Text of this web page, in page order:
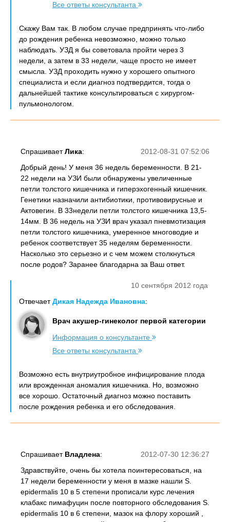
Все ответы консультанта
Скажу Вам так. В любом случае предпринять что-либо
до рождения ребенка невозможно, можно только
наблюдать. УЗД я бы советовала пройти через 3
недели, а затем в 33 недели, чаще просто не имеет
смысла. УЗД проходить нужно у хорошего опытного
специалиста и если диагноз подтвердится, тогда о
дальнейшей тактике консультироваться с хирургом-
пульмонологом.
2012-08-31 07:52:06
СпрашиваетЛика:
Добрый день! У меня 36 недель беременности. В 21-
22 недели на УЗИ были обнаружены увеличенные
петли толстого кишечника и гиперэхогенный кишечник.
Генетики назначили антибиотики, противовирусные и
Актовегин. В 33недели петли толстого кишечника 13,5-
14мм. В 36 недель на УЗИ врач указал пневмотизация
петли толстого кишечника, умеренное многоводие и
ребенок соответствует 35 неделям беременности.
Насколько это серьезно и с чем можем столкнуться
после родов? Заранее благодарна за Ваш ответ.
10 сентября 2012 года
ОтвечаетДикая Надежда Ивановна:
Врач акушер-гинеколог первой категории
Информация о консультанте
Все ответы консультанта
Возможно есть внутриутробное инфицирование плода
или врожденная аномалия кишечника. Но, возможно
все хорошо. Остаточный диагноз можно поставить
после рождения ребенка и его обследования.
2012-07-30 12:36:27
Спрашивает Владлена:
Здравствуйте, очень бы хотела поинтересоваться, на
17 недели беременности у меня в мазке нашли S.
epidermalis 10 в 5 степени прописали курс лечения
клабакс пимафуцин после повторного обследования S.
epidermalis 10 в 6 степени, мазок на флору хороший ,